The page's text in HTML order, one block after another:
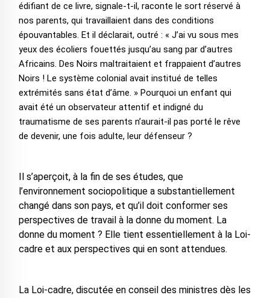
édifiant de ce livre, signale-t-il, raconte le sort réservé à
nos parents, qui travaillaient dans des conditions
épouvantables. Et il déclarait, outré : « J’ai vu sous mes
yeux des écoliers fouettés jusqu’au sang par d’autres
Africains. Des Noirs maltraitaient et frappaient d’autres
Noirs ! Le système colonial avait institué de telles
extrémités sans état d’âme. » Pourquoi un enfant qui
avait été un observateur attentif et indigné du
traumatisme de ses parents n’aurait-il pas porté le rêve
de devenir, une fois adulte, leur défenseur ?
Il s’aperçoit, à la fin de ses études, que
l’environnement sociopolitique a substantiellement
changé dans son pays, et qu’il doit conformer ses
perspectives de travail à la donne du moment. La
donne du moment ? Elle tient essentiellement à la Loi-
cadre et aux perspectives qui en sont attendues.
La Loi-cadre, discutée en conseil des ministres dès les